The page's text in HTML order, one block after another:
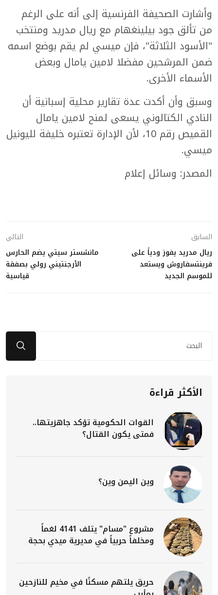
وأشارت الصحيفة الفرنسية إلى أنه على الرغم
من تألق جود بيلينغهام مع ريال مدريد ومنتخب
"الأسود الثلاثة"، فإن ميسي لم يقم بوضع اسمه
ضمن المرشحين مفضلا لامين يامال وبعض
الأسماء الأخرى.
وسبق وأن أكدت عدة تقارير محلية إسبانية أن
النادي الكتالوني يسعى لمنح لامين يامال
القميص رقم 10، لأن الإدارة تعتبره خليفة لليونيل
ميسي.
المصدر: وسائل إعلام
السابق
ريال مدريد يفوز ودياً على
فرينتسفاروش ويستعد
للموسم الجديد
التالي
مانشستر سيتي يضم الحارس
الأرجنتيني رولي بصفقة
قياسية
الأكثر قراءة
القوات الحكومية تؤكد جاهزيتها..
فمتى يكون القتال؟
وين اليمن وين؟
مشروع "مسام" يتلف 4141 لغماً
ومخلفاً حربياً في مديرية ميدي بحجة
حريق يلتهم مسكنًا في مخيم للنازحين